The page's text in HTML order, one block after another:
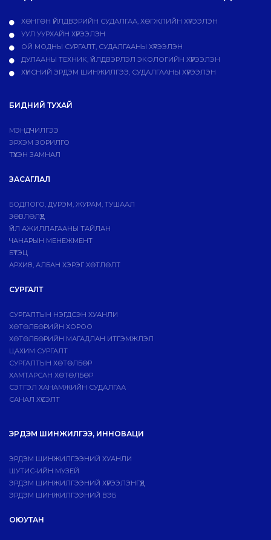
ХӨНГӨН ҮЙЛДВЭРИЙН СУДАЛГАА, ХӨГЖЛИЙН ХҮРЭЭЛЭН
УУЛ УУРХАЙН ХҮРЭЭЛЭН
ОЙ МОДНЫ СУРГАЛТ, СУДАЛГААНЫ ХҮРЭЭЛЭН
ДУЛААНЫ ТЕХНИК, ҮЙЛДВЭРЛЭЛ ЭКОЛОГИЙН ХҮРЭЭЛЭН
ХҮНСНИЙ ЭРДЭМ ШИНЖИЛГЭЭ, СУДАЛГААНЫ ХҮРЭЭЛЭН
БИДНИЙ ТУХАЙ
МЭНДЧИЛГЭЭ
ЭРХЭМ ЗОРИЛГО
ТҮҮХЭН ЗАМНАЛ
ЗАСАГЛАЛ
БОДЛОГО, ДVРЭМ, ЖУРАМ, ТУШААЛ
ЗӨВЛӨЛҮҮД
ҮЙЛ АЖИЛЛАГААНЫ ТАЙЛАН
ЧАНАРЫН МЕНЕЖМЕНТ
БҮТЭЦ
АРХИВ, АЛБАН ХЭРЭГ ХӨТЛӨЛТ
СУРГАЛТ
СУРГАЛТЫН НЭГДСЭН ХУАНЛИ
ХӨТӨЛБӨРИЙН ХОРОО
ХӨТӨЛБӨРИЙН МАГАДЛАН ИТГЭМЖЛЭЛ
ЦАХИМ СУРГАЛТ
СУРГАЛТЫН ХӨТӨЛБӨР
ХАМТАРСАН ХӨТӨЛБӨР
СЭТГЭЛ ХАНАМЖИЙН СУДАЛГАА
САНАЛ ХҮСЭЛТ
ЭРДЭМ ШИНЖИЛГЭЭ, ИННОВАЦИ
ЭРДЭМ ШИНЖИЛГЭЭНИЙ ХУАНЛИ
ШУТИС-ИЙН МУЗЕЙ
ЭРДЭМ ШИНЖИЛГЭЭНИЙ ХҮРЭЭЛЭНГҮҮД
ЭРДЭМ ШИНЖИЛГЭЭНИЙ ВЭБ
ОЮУТАН